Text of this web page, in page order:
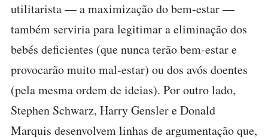
utilitarista — a maximização do bem-estar —
também serviria para legitimar a eliminação dos
bebés deficientes (que nunca terão bem-estar e
provocarão muito mal-estar) ou dos avós doentes
(pela mesma ordem de ideias). Por outro lado,
Stephen Schwarz, Harry Gensler e Donald
Marquis desenvolvem linhas de argumentação que,